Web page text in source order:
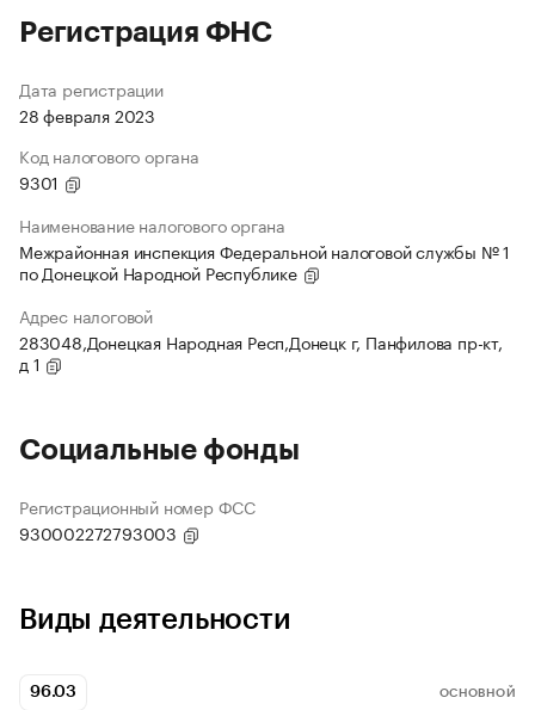
Регистрация ФНС
Дата регистрации
28 февраля 2023
Код налогового органа
9301
Наименование налогового органа
Межрайонная инспекция Федеральной налоговой службы № 1
по Донецкой Народной Республике
Адрес налоговой
283048,Донецкая Народная Респ,Донецк г, Панфилова пр-кт,
д 1
Социальные фонды
Регистрационный номер ФСС
930002272793003
Виды деятельности
96.03 ОСНОВНОЙ